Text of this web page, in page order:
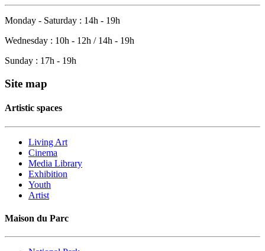
Monday - Saturday : 14h - 19h
Wednesday : 10h - 12h / 14h - 19h
Sunday : 17h - 19h
Site map
Artistic spaces
Living Art
Cinema
Media Library
Exhibition
Youth
Artist
Maison du Parc